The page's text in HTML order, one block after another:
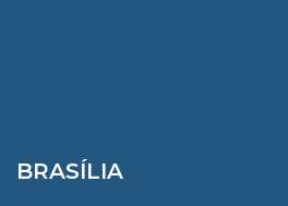
BRASÍLIA